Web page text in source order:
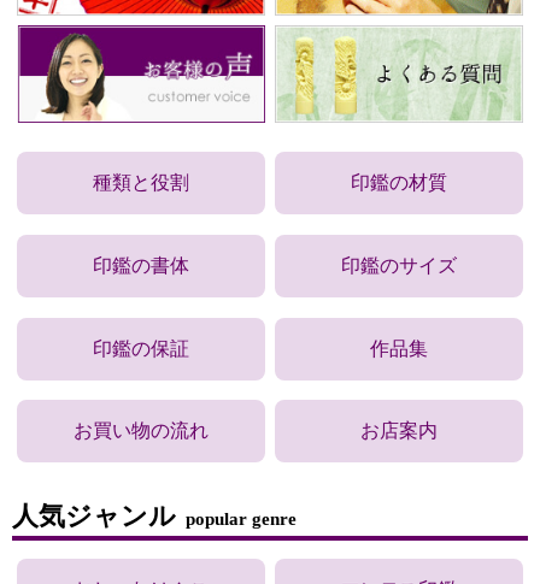
種類と役割 印鑑の材質
印鑑の書体 印鑑のサイズ
印鑑の保証 作品集
お買い物の流れ お店案内
人気ジャンル popular genre